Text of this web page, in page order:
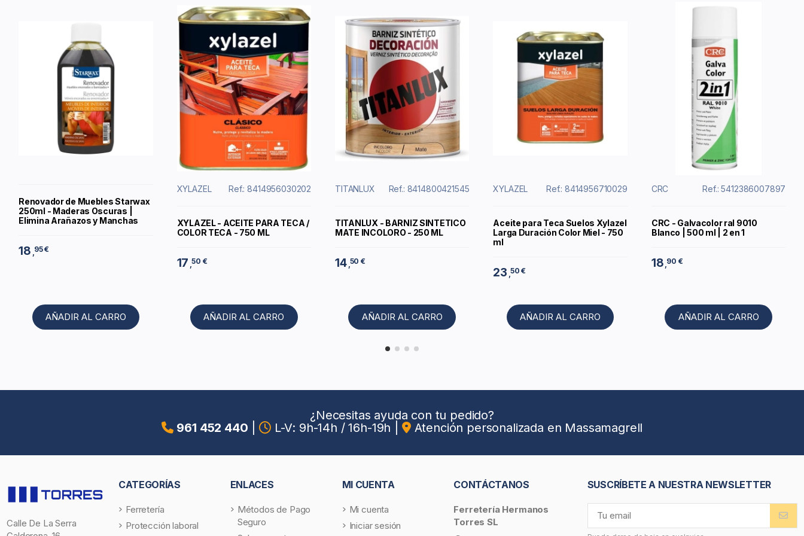
Renovador de Muebles Starwax
250ml - Maderas Oscuras |
Elimina Arañazos y Manchas
18 95 €
AÑADIR AL CARRO
XYLAZEL Ref.: 8414956030202
XYLAZEL - ACEITE PARA TECA /
COLOR TECA - 750 ML
17 ,50 €
AÑADIR AL CARRO
TITANLUX Ref.: 8414800421545
TITANLUX - BARNIZ SINTETICO
MATE INCOLORO - 250 ML
14 ,50 €
AÑADIR AL CARRO
XYLAZEL Ref.: 8414956710029
Aceite para Teca Suelos Xylazel
Larga Duración Color Miel - 750
ml
23 ,50 €
AÑADIR AL CARRO
CRC Ref.: 5412386007897
CRC - Galvacolor ral 9010
Blanco | 500 ml | 2 en 1
18 ,90 €
AÑADIR AL CARRO
¿Necesitas ayuda con tu pedido?
961 452 440
L-V: 9h-14h / 16h-19h Atención personalizada en Massamagrell
Calle De La Serra
CATEGORÍAS
Ferretería
Protección laboral
ENLACES
Métodos de Pago
Seguro
MI CUENTA
Mi cuenta
Iniciar sesión
CONTÁCTANOS
Ferretería Hermanos
Torres SL
SUSCRÍBETE A NUESTRA NEWSLETTER